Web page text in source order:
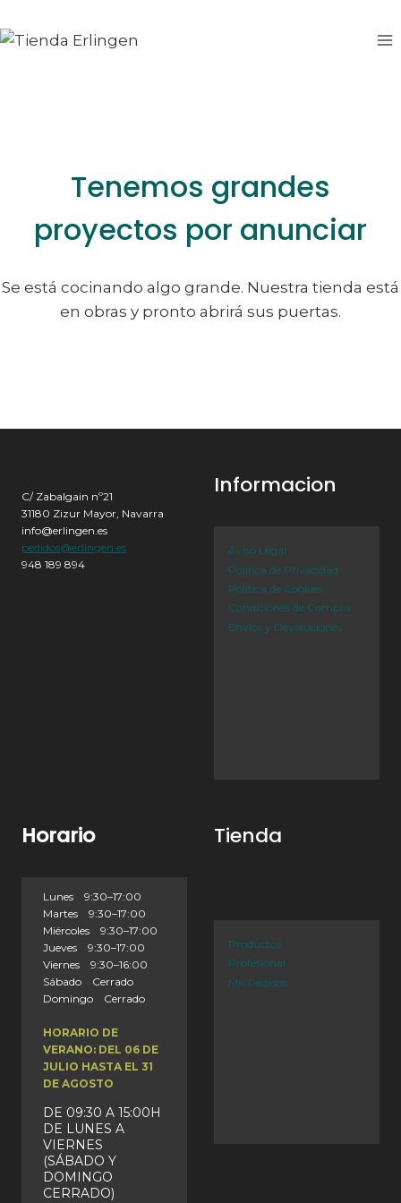
al
al
Tenemos grandes
proyectos por anunciar
Se está cocinando algo grande. Nuestra tienda está
en obras y pronto abrirá sus puertas.
C/ Zabalgain nº21
31180 Zizur Mayor, Navarra
info@erlingen.es
pedidos@erlingen.es
948 189 894
Informacion
Aviso Legal
Política de Privacidad
Política de Cookies
Condiciones de Compra
Envíos y Devoluciones
Horario
Lunes 9:30–17:00
Martes 9:30–17:00
Miércoles 9:30–17:00
Jueves 9:30–17:00
Viernes 9:30–16:00
Sábado Cerrado
Domingo Cerrado
HORARIO DE
VERANO: DEL 06 DE
JULIO HASTA EL 31
DE AGOSTO
DE 09:30 A 15:00H
DE LUNES A
VIERNES
(SÁBADO Y
DOMINGO
CERRADO)
Tienda
Productos
Profesional
Mis Pedidos